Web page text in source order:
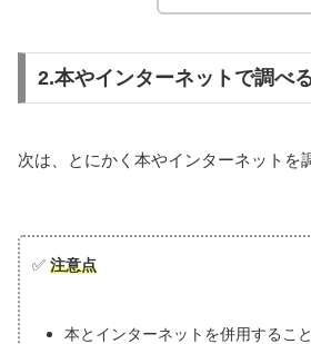
2.本やインターネットで調べ
次は、とにかく本やインターネットを
✅ 注意点
本とインターネットを併用すること